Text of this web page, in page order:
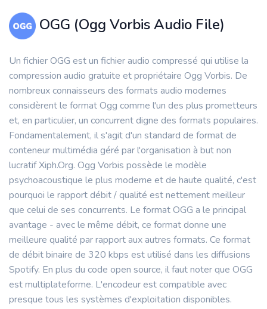
OGG (Ogg Vorbis Audio File)
Un fichier OGG est un fichier audio compressé qui utilise la
compression audio gratuite et propriétaire Ogg Vorbis. De
nombreux connaisseurs des formats audio modernes
considèrent le format Ogg comme l'un des plus prometteurs
et, en particulier, un concurrent digne des formats populaires.
Fondamentalement, il s'agit d'un standard de format de
conteneur multimédia géré par l'organisation à but non
lucratif Xiph.Org. Ogg Vorbis possède le modèle
psychoacoustique le plus moderne et de haute qualité, c'est
pourquoi le rapport débit / qualité est nettement meilleur
que celui de ses concurrents. Le format OGG a le principal
avantage - avec le même débit, ce format donne une
meilleure qualité par rapport aux autres formats. Ce format
de débit binaire de 320 kbps est utilisé dans les diffusions
Spotify. En plus du code open source, il faut noter que OGG
est multiplateforme. L'encodeur est compatible avec
presque tous les systèmes d'exploitation disponibles.